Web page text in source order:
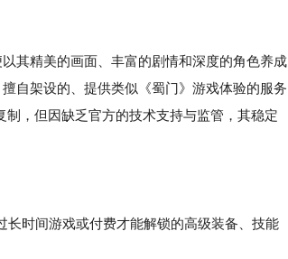
其精美的画面、丰富的剧情和深度的角色养成
自架设的、提供类似《蜀门》游戏体验的服务
，但因缺乏官方的技术支持与监管，其稳定
时间游戏或付费才能解锁的高级装备、技能